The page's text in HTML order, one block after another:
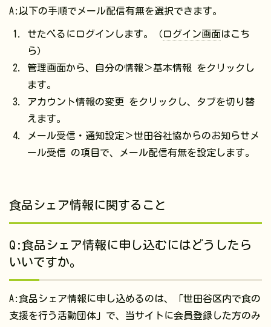
A:以下の手順でメール配信有無を選択できます。
せたべるにログインします。（ログイン画面はこち
ら）
管理画面から、自分の情報＞基本情報 をクリックし
ます。
アカウント情報の変更 をクリックし、タブを切り替
えます。
メール受信・通知設定＞世田谷社協からのお知らせメ
ール受信 の項目で、メール配信有無を設定します。
食品シェア情報に関すること
Q:食品シェア情報に申し込むにはどうしたら
いいですか。
A:食品シェア情報に申し込めるのは、「世田谷区内で食の
支援を行う活動団体」で、当サイトに会員登録した方のみ